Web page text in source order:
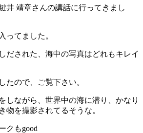
井 靖章さんの講話に行ってきまし
ってました。
だされた、海中の写真はどれもキレイ
たので、ご覧下さい。
しながら、世界中の海に潜り、かなり
物を撮影されてるそうな。
クもgood